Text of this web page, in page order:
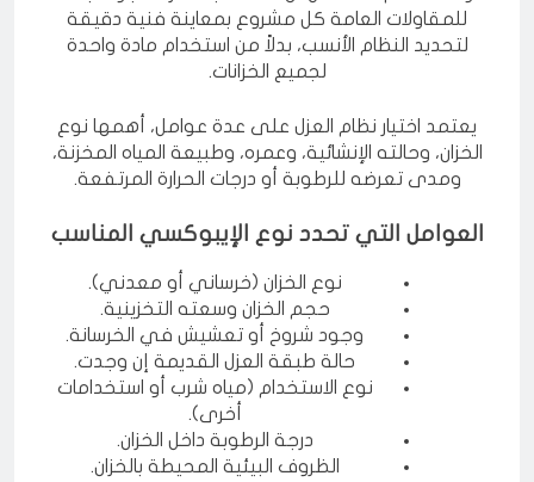
والاستخدام المخصص لها. لذلك تبدأ شركة جواد جدة
للمقاولات العامة كل مشروع بمعاينة فنية دقيقة
لتحديد النظام الأنسب، بدلاً من استخدام مادة واحدة
يعتمد اختيار نظام العزل على عدة عوامل، أهمها نوع
الخزان، وحالته الإنشائية، وعمره، وطبيعة المياه المخزنة،
العوامل التي تحدد نوع الإيبوكسي المناسب
نوع الخزان (خرساني أو معدني).
حجم الخزان وسعته التخزينية.
وجود شروخ أو تعشيش في الخرسانة.
حالة طبقة العزل القديمة إن وجدت.
نوع الاستخدام (مياه شرب أو استخدامات
أخرى).
درجة الرطوبة داخل الخزان.